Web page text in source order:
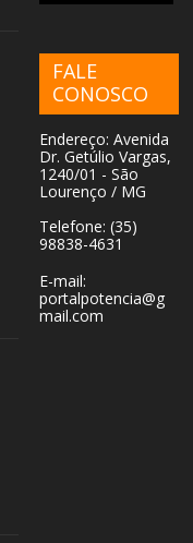
FALE
CONOSCO
Endereço: Avenida
Dr. Getúlio Vargas,
1240/01 - São
Lourenço / MG
Telefone: (35)
98838-4631
E-mail:
portalpotencia@g
mail.com